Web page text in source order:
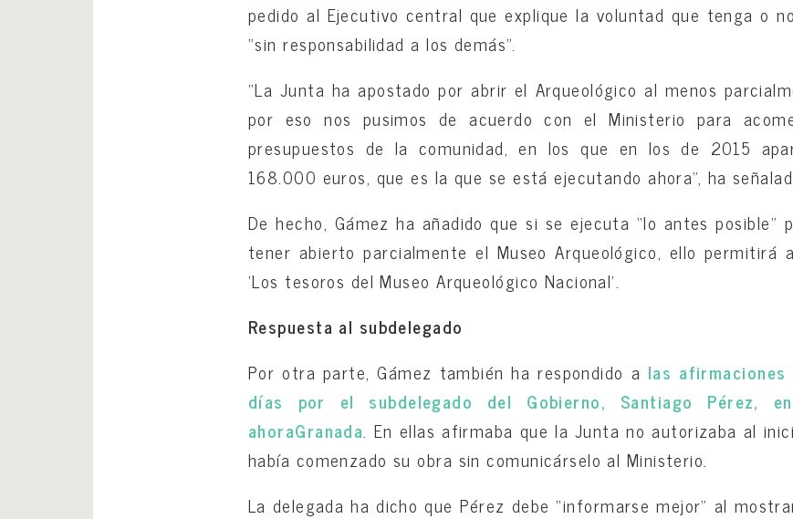
pedido al Ejecutivo central que explique la voluntad que tenga o
“sin responsabilidad a los demás”.
“La Junta ha apostado por abrir el Arqueológico al menos
por eso nos pusimos de acuerdo con el Ministerio para
presupuestos de la comunidad, en los que en los de 2015
168.000 euros, que es la que se está ejecutando ahora”, ha
De hecho, Gámez ha añadido que si se ejecuta “lo antes posible”
tener abierto parcialmente el Museo Arqueológico, ello permitirá
‘Los tesoros del Museo Arqueológico Nacional’.
Respuesta al subdelegado
Por otra parte, Gámez también ha respondido a las
días por el subdelegado del Gobierno, Santiago Pérez,
ahoraGranada. En ellas afirmaba que la Junta no autorizaba al
había comenzado su obra sin comunicárselo al Ministerio.
La delegada ha dicho que Pérez debe “informarse mejor” al